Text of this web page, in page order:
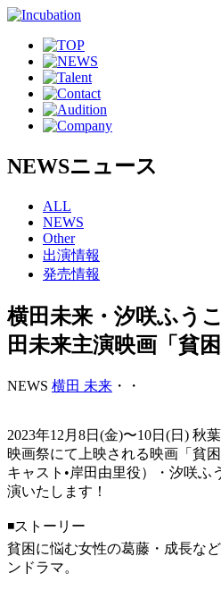
NEWSニュース
ALL
NEWS
Other
出演情報
発売情報
横田未来・汐咲ふう
田未来主演映画「貧
NEWS 横田 未来 ・ ・
2023年12月8日(金)〜10日(日) 秋
映画祭にて上映される映画「貧
キャスト•岸田由里役）・汐咲ふ
演いたします！
◾️ストーリー
貧困に悩む女性の葛藤・成長な
ンドラマ。